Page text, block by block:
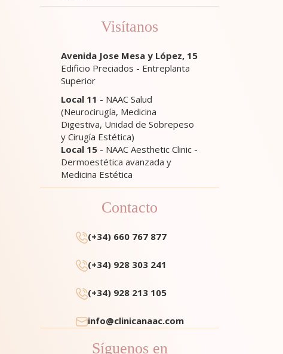
Visítanos
Avenida Jose Mesa y López, 15
Edificio Preciados - Entreplanta
Superior
Local 11 - NAAC Salud
(Neurocirugía, Medicina
Digestiva, Unidad de Sobrepeso
y Cirugía Estética)
Local 15 - NAAC Aesthetic Clinic -
Dermoestética avanzada y
Medicina Estética
Contacto
(+34) 660 767 877
(+34) 928 303 241
(+34) 928 213 105
info@clinicanaac.com
Síguenos en